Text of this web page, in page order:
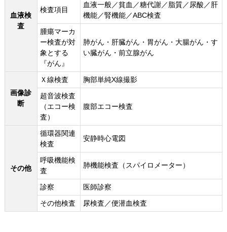
血液検
査
検査項目
血液一般／貧血／糖代謝／脂質／尿酸／肝
機能／腎機能／ABC検査
腫瘍マーカ
ー検査が対
象とする
『がん』
肺がん・肝臓がん・胃がん・大腸がん・す
い臓がん・前立腺がん
画像診
断
Ｘ線検査
胸部単純X線撮影
超音波検査
（エコー検
査）
腹部エコー検査
その他
循環器関連
検査
安静時心電図
呼吸機能検
査
肺機能検査（スパイロメーター）
診察
医師診察
その他検査
尿検査／便潜血検査